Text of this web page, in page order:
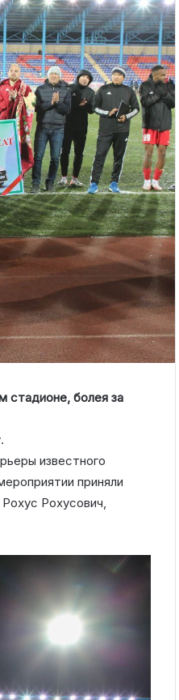
стадионе, болея за
известного
приняли
Рохусович,